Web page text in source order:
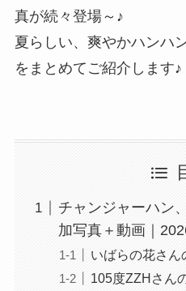
真が続々登場～♪
夏らしい、爽やかハンハ
をまとめてご紹介します♪
チャンジャーハン
加写真＋動画｜
いばらの花さん
105度ZZHさん